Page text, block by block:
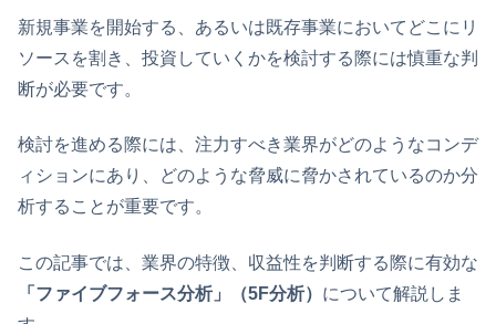
新規事業を開始する、あるいは既存事業においてどこにリ
ソースを割き、投資していくかを検討する際には慎重な判
断が必要です。
検討を進める際には、注力すべき業界がどのようなコンデ
ィションにあり、どのような脅威に脅かされているのか分
析することが重要です。
この記事では、業界の特徴、収益性を判断する際に有効な
「ファイブフォース分析」（5F分析） について解説しま